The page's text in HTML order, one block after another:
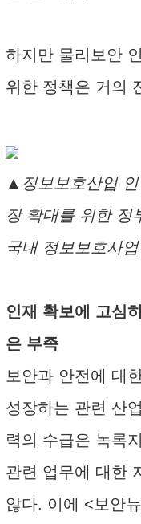
하지만 물리보안
위한 정책은 거의
▲정보보호산업
장 확대를 위한 정
국내 정보보호사
인재 확보에 고심
은 부족
보안과 안전에 대
성장하는 관련 산
력의 수급은 녹록
관련 업무에 대한
않다. 이에 <보안